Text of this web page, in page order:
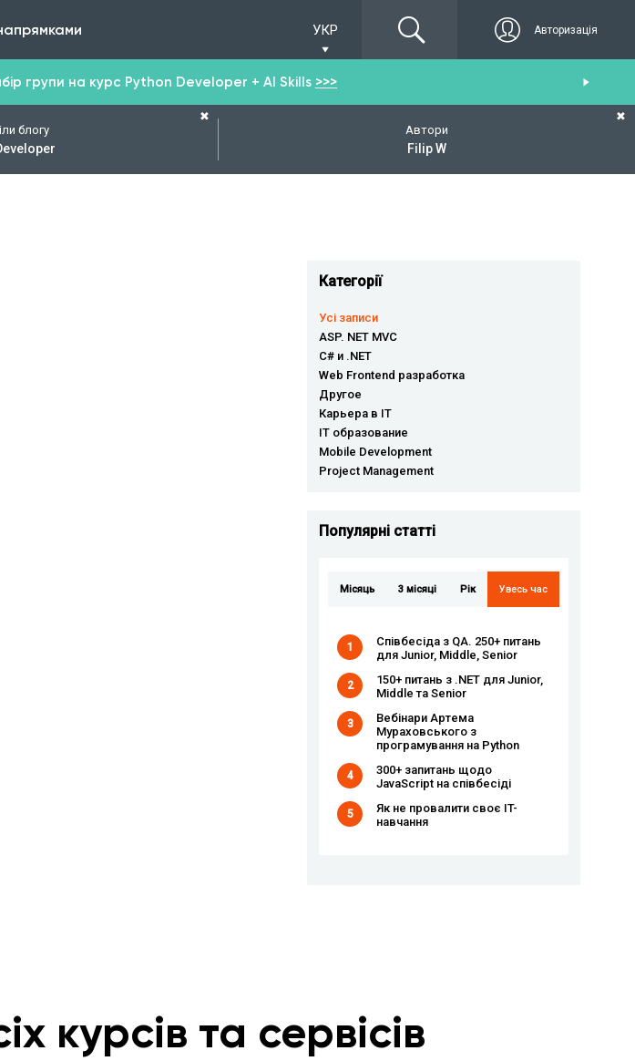
УКР Авторизація
групи на курс Python Developer + AI Skills >>>
блогу
✖
Автори
Filip W
✖
Категорії
Усі записи
ASP. NET MVC
C# и .NET
Web Frontend разработка
Другое
Карьера в IT
IT образование
Mobile Development
Project Management
Популярні статті
Місяць 3 місяці Рік Увесь час
1
Співбесіда з QA. 250+ питань
для Junior, Middle, Senior
2
150+ питань з .NET для Junior,
Middle та Senior
3
Вебінари Артема
Мураховського з
програмування на Python
4
300+ запитань щодо
JavaScript на співбесіді
5
Як не провалити своє IT-
навчання
курсів та сервісів